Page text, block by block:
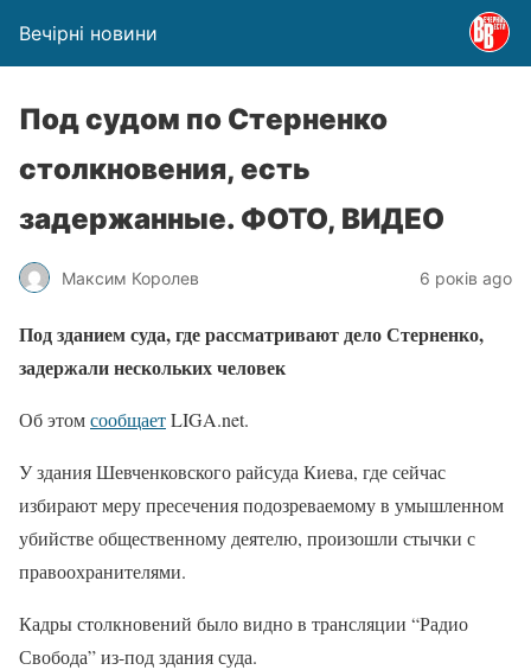
Вечірні новини
Под судом по Стерненко
столкновения, есть
задержанные. ФОТО, ВИДЕО
Максим Королев 6 років ago
Под зданием суда, где рассматривают дело Стерненко,
задержали нескольких человек
Об этомсообщаетLIGA.net.
У здания Шевченковского райсуда Киева, где сейчас
избирают меру пресечения подозреваемому в умышленном
убийстве общественному деятелю, произошли стычки с
правоохранителями.
Кадры столкновений было видно в трансляции “Радио
Свобода” из-под здания суда.